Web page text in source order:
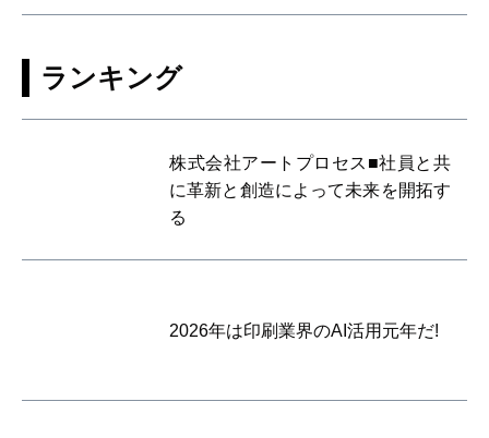
ランキング
株式会社アートプロセス■社員と共
に革新と創造によって未来を開拓す
る
2026年は印刷業界のAI活用元年だ!